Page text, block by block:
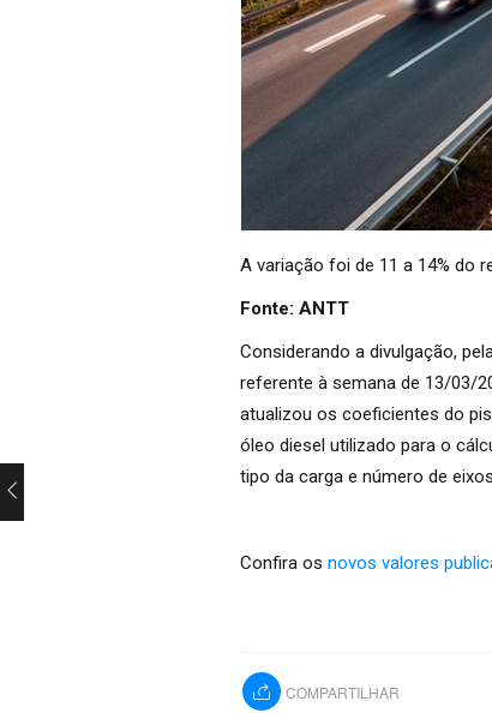
A variação foi de 11 a 14% do
Fonte: ANTT
Considerando a divulgação,
referente à semana de 13/03/
atualizou os coeficientes do
óleo diesel utilizado para o
tipo da carga e número de
Confira os novos valores
COMPARTILHAR